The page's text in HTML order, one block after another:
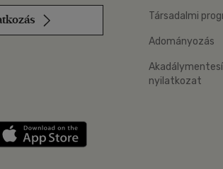
ona LinkedInen
applikáció Szerezd meg: Google Play
Társadalmi
Adományozás
nyilatkozat